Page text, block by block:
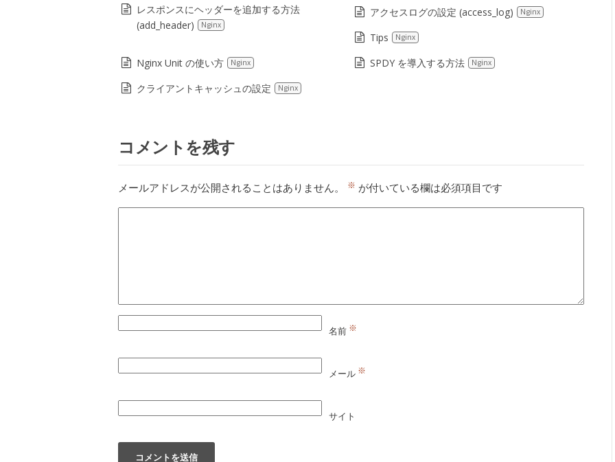
レスポンスにヘッダーを追加する方法
(add_header)
Nginx
アクセスログの設定 (access_log) Nginx
Tips Nginx
Nginx Unit の使い方 Nginx SPDY を導入する方法 Nginx
クライアントキャッシュの設定 Nginx
コメントを残す
メールアドレスが公開されることはありません。 ※ が付いている欄は必須項目です
名前 ※
メール ※
サイト